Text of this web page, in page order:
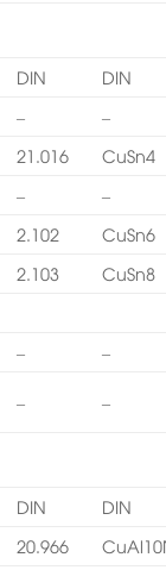
DIN
DIN
–
–
21.016
CuSn4
–
–
2.102
CuSn6
2.103 CuSn8
– –
– –
DIN
DIN
20.966